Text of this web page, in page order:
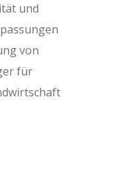
und
von
für